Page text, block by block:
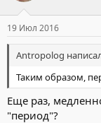
19 Июл 2016
Antropolog
Таким образом,
Еще раз,
"период"?